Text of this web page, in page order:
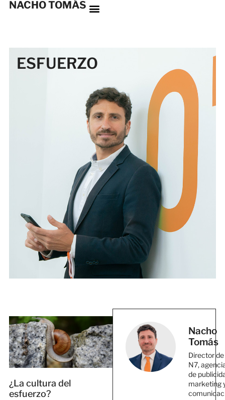
NACHO TOMÁS
ESFUERZO
¿La cultura del
esfuerzo?
Nacho
Tomás
Director de
N7,
de
marketing